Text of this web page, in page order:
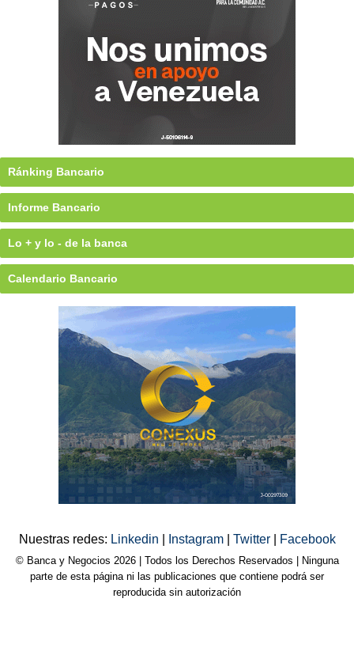
Ránking Bancario
Informe Bancario
Lo + y lo - de la banca
Calendario Bancario
Nuestras redes: Linkedin Instagram Twitter Facebook
© Banca y Negocios 2026 | Todos los Derechos Reservados | Ninguna
parte de esta página ni las publicaciones que contiene podrá ser
reproducida sin autorización